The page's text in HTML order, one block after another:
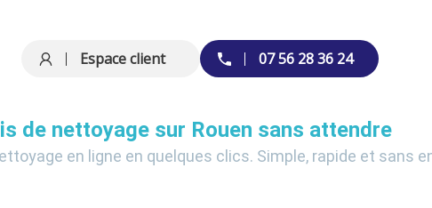
Espace client 07 56 28 36 24
de nettoyage sur Rouen sans attendre
en ligne en quelques clics. Simple, rapide et sans